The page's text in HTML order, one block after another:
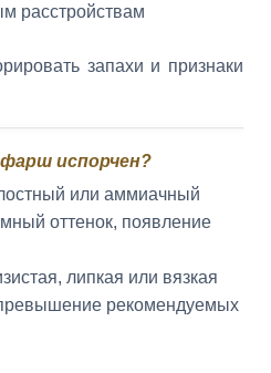
расстройствам
запахи и признаки
испорчен?
или аммиачный
оттенок, появление
липкая или вязкая
рекомендуемых